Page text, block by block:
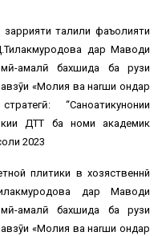
таҳлили фаъолияти
дар Маводи
амалӣ бахшида ба рузи
«Молия ва наrши ондар
“Саноатикунонии
ДТТ ба номи академик
2023
плитики в хозяственнй
дар Маводи
амалӣ бахшида ба рузи
«Молия ва наrши ондар